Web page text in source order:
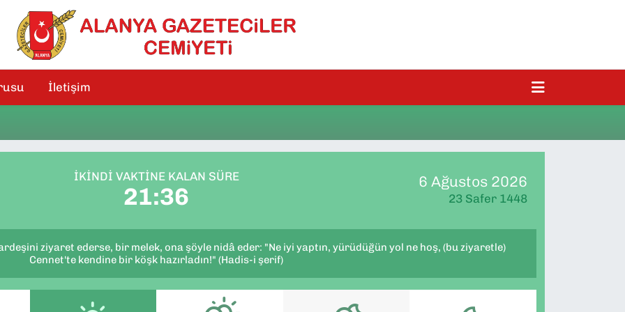
İletişim
İKINDI VAKTINE KALAN SÜRE
21:36
6 Ağustos 2026
23 Safer 1448
ziyaret ederse, bir melek, ona şöyle nidâ eder: "Ne iyi yaptın, yürüdüğün yol ne hoş, (bu ziyaretle)
Cennet'te kendine bir köşk hazırladın!" (Hadis-i şerif)